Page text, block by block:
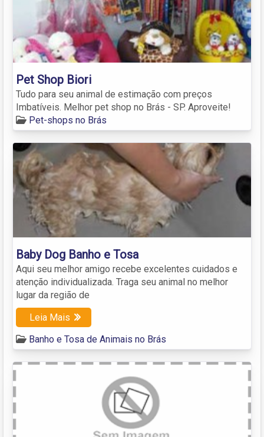
Pet Shop Biori
Tudo para seu animal de estimação com preços
Imbatíveis. Melhor pet shop no Brás - SP. Aproveite!
Pet-shops no Brás
Baby Dog Banho e Tosa
Aqui seu melhor amigo recebe excelentes cuidados e
atenção individualizada. Traga seu animal no melhor
lugar da região de
Leia Mais
Banho e Tosa de Animais no Brás